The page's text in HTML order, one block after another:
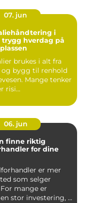
07. jun
i
trygg hverdag på
brukes i alt fra
bygg til renhold
Mange tenker
risi...
06. jun
finne riktig
for dine
er mer
som selger
mange er
stor investering, ...